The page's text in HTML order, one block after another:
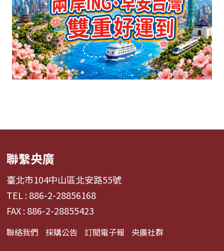
聯繫央廣
臺北市104中山區北安路55號
TEL : 886-2-28856168
FAX : 886-2-28855423
聯絡我們 採購公告 訂閱電子報 央廣社群